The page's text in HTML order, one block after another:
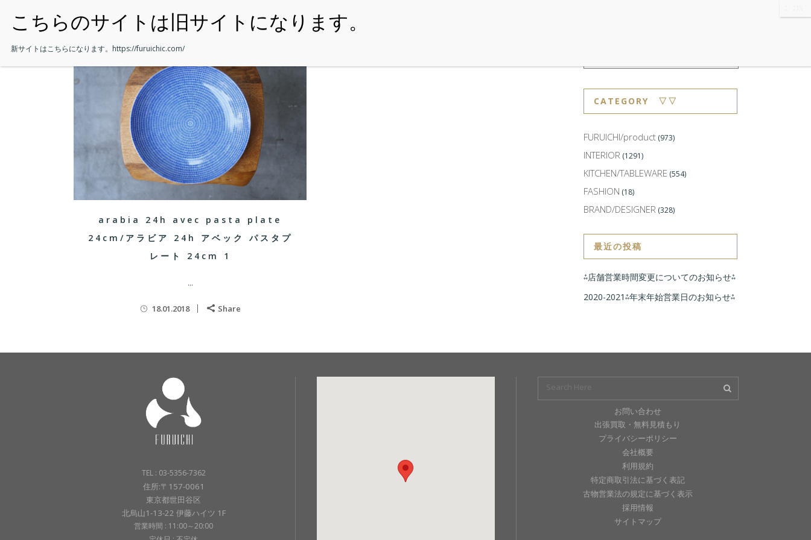
・HOME ・ITEM ・SHOPPING-GUIDE
arabia 24h avec pasta plate
24cm/アラビア 24h アベック パスタプ
レート 24cm 1
...
18.01.2018 Share
CATEGORY ▽▽
FURUICHI/product (973)
INTERIOR (1291)
KITCHEN/TABLEWARE (554)
FASHION (18)
BRAND/DESIGNER (328)
最近の投稿
⁂店舗営業時間変更についてのお知らせ⁂
2020-2021⁂年末年始営業日のお知らせ⁂
TEL : 03-5356-7362
住所:〒157-0061
東京都世田谷区
北烏山1-13-22 伊藤ハイツ 1F
営業時間 : 11:00～20:00
お問い合わせ
出張買取・無料見積もり
プライバシーポリシー
会社概要
利用規約
特定商取引法に基づく表記
古物営業法の規定に基づく表示
採用情報
サイトマップ
新サイトはこちらになります。 https://furuichic.com/